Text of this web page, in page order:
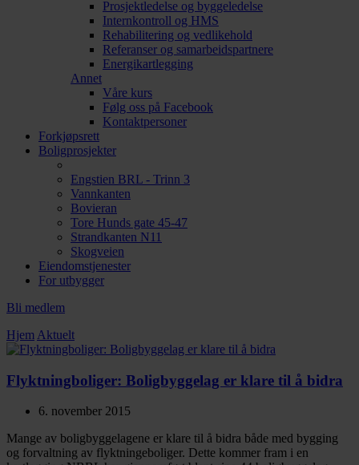
Prosjektledelse og byggeledelse
Internkontroll og HMS
Rehabilitering og vedlikehold
Referanser og samarbeidspartnere
Energikartlegging
Annet
Våre kurs
Følg oss på Facebook
Kontaktpersoner
Forkjøpsrett
Boligprosjekter
Engstien BRL - Trinn 3
Vannkanten
Bovieran
Tore Hunds gate 45-47
Strandkanten N11
Skogveien
Eiendomstjenester
For utbygger
Bli medlem
Hjem Aktuelt
Flyktningboliger: Boligbyggelag er klare til å bidra
6. november 2015
Mange av boligbyggelagene er klare til å bidra både med bygging
og forvaltning av flyktningeboliger. Dette kommer fram i en